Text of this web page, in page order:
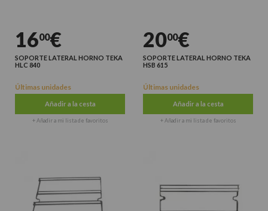
1600€
SOPORTE LATERAL HORNO TEKA
HLC 840
Últimas unidades
Añadir a la cesta
+ Añadir a mi lista de favoritos
2000€
SOPORTE LATERAL HORNO TEKA
HSB 615
Últimas unidades
Añadir a la cesta
+ Añadir a mi lista de favoritos